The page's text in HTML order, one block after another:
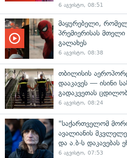
6 აგვისტო, 08:51
მაყურებელი,
პრემიერისას
გალახეს
6 აგვისტო, 08:38
თბილისის
დააკავეს — ისინი
გადაკვეთას
6 აგვისტო, 08:24
"საქართველომ
ავალიანის
და ა.ბ-ს დაკავებას
6 აგვისტო, 07:53